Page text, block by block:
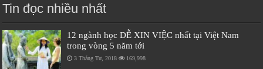
Tin đọc nhiều nhất
12 ngành học DỄ XIN VIỆC nhất tại Việt Nam
trong vòng 5 năm tới
3 Tháng Tư, 2018 169,998